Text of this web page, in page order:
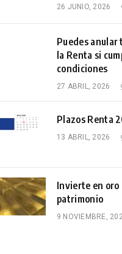
26 JUNIO, 2026
Puedes anular
la Renta si
condiciones
27 ABRIL, 2026
Plazos Renta
13 ABRIL, 2026
Invierte en
patrimonio
9 NOVIEMBRE,